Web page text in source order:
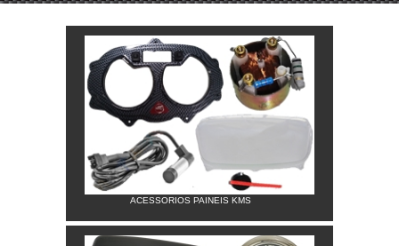
ACESSORIOS PAINEIS KMS